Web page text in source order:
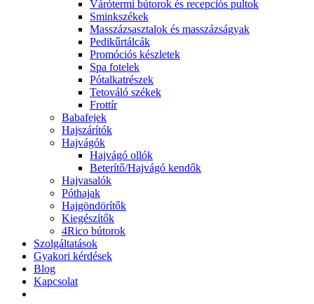
Várótermi bútorok és recepciós pultok
Sminkszékek
Masszázsasztalok és masszázságyak
Pedikűrtálcák
Promóciós készletek
Spa fotelek
Pótalkatrészek
Tetováló székek
Frottír
Babafejek
Hajszárítók
Hajvágók
Hajvágó ollók
Beterítő/Hajvágó kendők
Hajvasalók
Póthajak
Hajgöndörítők
Kiegészítők
4Rico bútorok
Szolgáltatások
Gyakori kérdések
Blog
Kapcsolat